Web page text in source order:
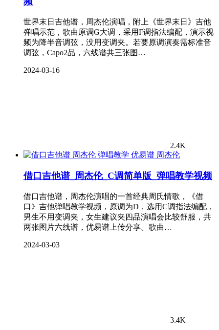
世界末日吉他谱，周杰伦演唱，附上《世界末日》吉他
弹唱示范，歌曲原调G大调，采用F调指法编配，演示视
频为降半音调弦，没用变调夹。若要原调演奏需标准音
调弦，Capo2品，六线谱共三张图…
2024-03-16
2.4K
周杰伦
借口吉他谱_周杰伦_C调简单版_弹唱教学视频
借口吉他谱，周杰伦演唱的一首经典周氏情歌，《借
口》吉他弹唱教学视频，原调为D，选用C调指法编配，
男生不用变调夹，女生建议夹四品演唱会比较舒服，共
两张图片六线谱，优易谱上传分享。歌曲…
2024-03-03
3.4K